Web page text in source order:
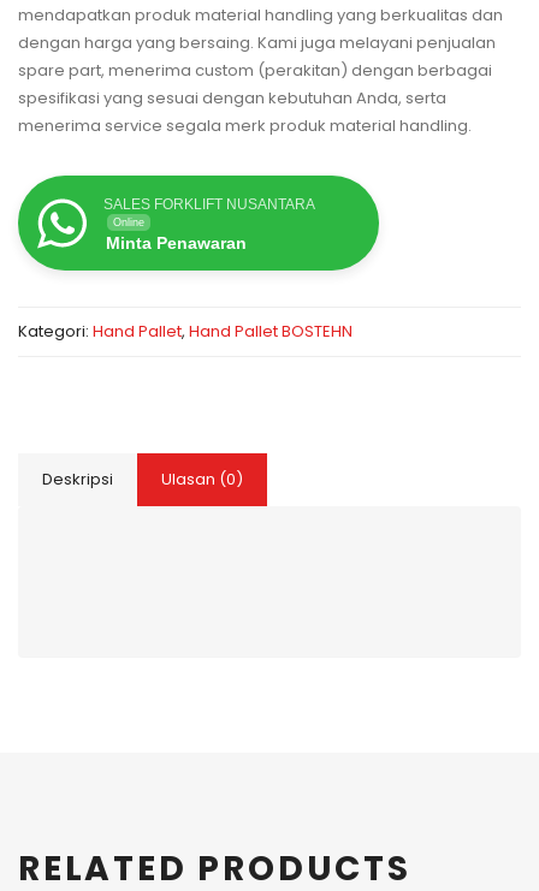
mendapatkan produk material handling yang berkualitas dan
dengan harga yang bersaing. Kami juga melayani penjualan
spare part, menerima custom (perakitan) dengan berbagai
spesifikasi yang sesuai dengan kebutuhan Anda, serta
menerima service segala merk produk material handling.
SALES FORKLIFT NUSANTARA
Online
Minta Penawaran
Kategori: Hand Pallet, Hand Pallet BOSTEHN
Deskripsi Ulasan (0)
RELATED PRODUCTS